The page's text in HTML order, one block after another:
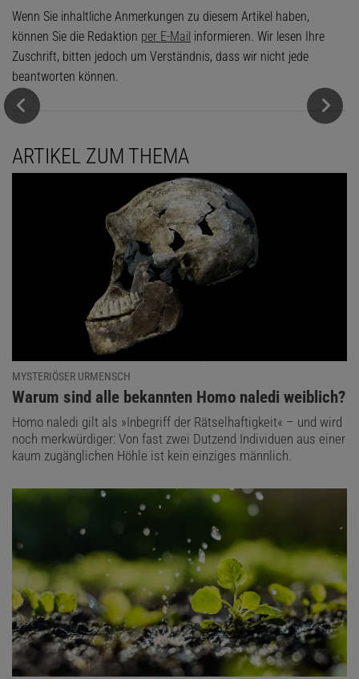
Wenn Sie inhaltliche Anmerkungen zu diesem Artikel haben,
können Sie die Redaktion per E-Mail informieren. Wir lesen Ihre
Zuschrift, bitten jedoch um Verständnis, dass wir nicht jede
beantworten können.
ARTIKEL ZUM THEMA
MYSTERIÖSER URMENSCH
:
Warum sind alle bekannten Homo naledi weiblich?
Homo naledi gilt als »Inbegriff der Rätselhaftigkeit« – und wird
noch merkwürdiger: Von fast zwei Dutzend Individuen aus einer
kaum zugänglichen Höhle ist kein einziges männlich.